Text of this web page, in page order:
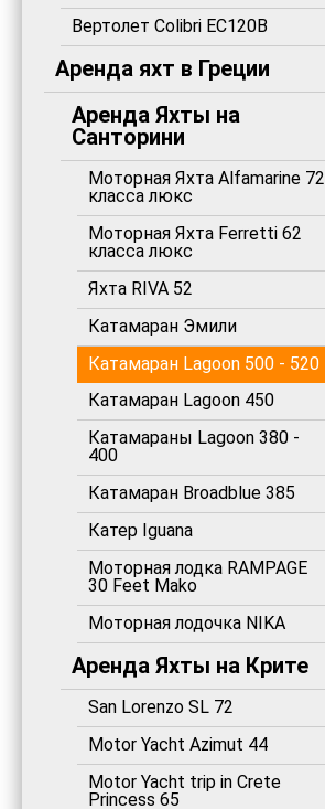
Вертолет Colibri EC120B
Аренда яхт в Греции
Аренда Яхты на
Санторини
Моторная Яхта Alfamarine 72
класса люкс
Моторная Яхта Ferretti 62
класса люкс
Яхта RIVA 52
Катамаран Эмили
Катамаран Lagoon 500 - 520
Катамаран Lagoon 450
Катамараны Lagoon 380 -
400
Катамаран Broadblue 385
Катер Iguana
Моторная лодка RAMPAGE
30 Feet Mako
Моторная лодочка NIKA
Аренда Яхты на Крите
San Lorenzo SL 72
Motor Yacht Azimut 44
Motor Yacht trip in Crete
Princess 65